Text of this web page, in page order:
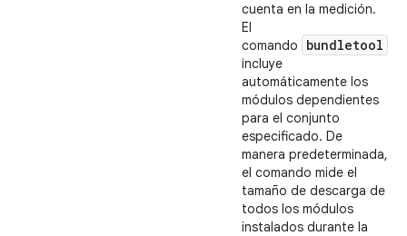
cuenta en la medición.
El
comando
bundletool
incluye
automáticamente los
módulos dependientes
para el conjunto
especificado. De
manera predeterminada,
el comando mide el
tamaño de descarga de
todos los módulos
instalados durante la